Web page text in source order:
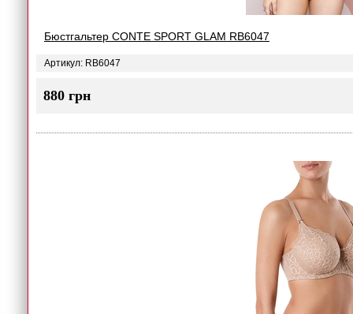
Бюстгальтер CONTE SPORT GLAM RB6047
Артикул: RB6047
880 грн